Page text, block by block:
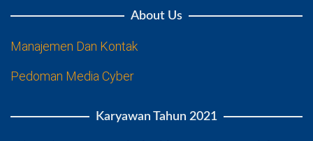
About Us
Manajemen Dan Kontak
Pedoman Media Cyber
Karyawan Tahun 2021